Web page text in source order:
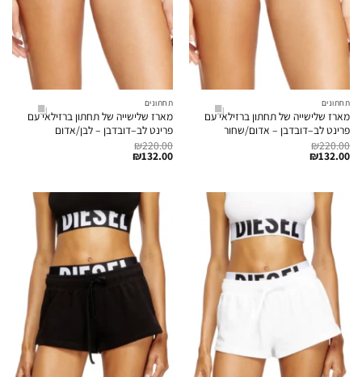
תחתונים
מארז שלישייה של תחתון ברזילאי עם
פרינט לב–דובדבן – אדום/שחור
₪220.00
₪132.00
תחתונים
מארז שלישייה של תחתון ברזילאי עם
פרינט לב–דובדבן – לבן/אדום
₪220.00
₪132.00